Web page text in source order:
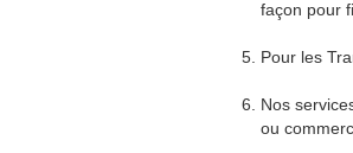
façon pour
Pour les
Nos
ou